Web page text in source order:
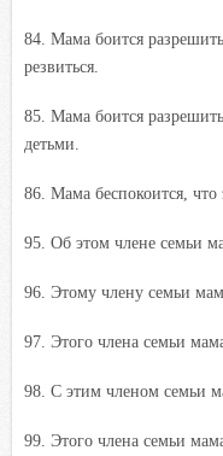
84. Мама боится
резвиться.
85. Мама боится
детьми.
86. Мама беспокоится, что
95. Об этом члене семьи
96. Этому члену семьи
97. Этого члена семьи
98. С этим членом семьи
99. Этого члена семьи